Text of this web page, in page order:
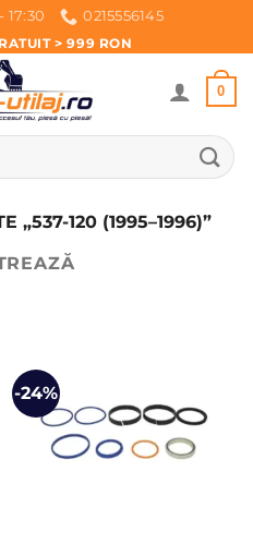
17:30
0215556145
> 999 RON
0
„537-120 (1995–1996)”
-24%